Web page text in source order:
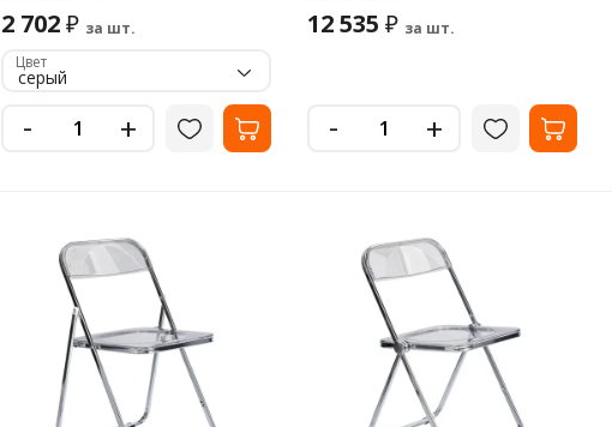
2 702₽ за шт.
Цвет
серый
- +
12 535 ₽ за шт.
- +